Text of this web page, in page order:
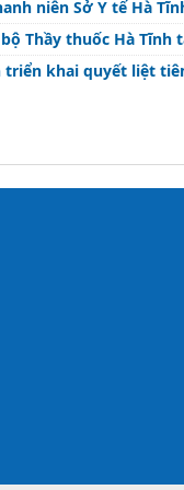
niên Sở Y tế Hà
bộ Thầy thuốc Hà
triển khai quyết liệt